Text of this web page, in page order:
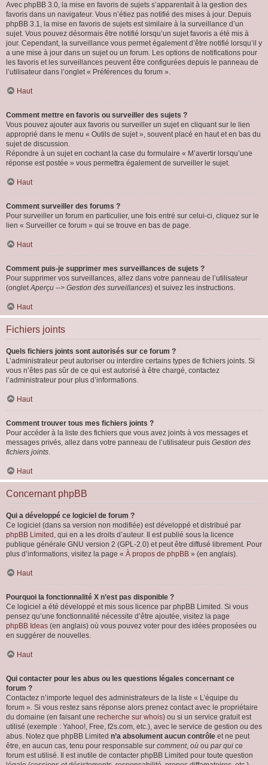
Avec phpBB 3.0, la mise en favoris de sujets s’apparentait à la gestion des
favoris dans un navigateur. Vous n’étiez pas notifié des mises à jour. Depuis
phpBB 3.1, la mise en favoris de sujets est similaire à la surveillance d’un
sujet. Vous pouvez désormais être notifié lorsqu’un sujet favoris a été mis à
jour. Cependant, la surveillance vous permet également d’être notifié lorsqu’il y
a une mise à jour dans un sujet ou un forum. Les options de notifications pour
les favoris et les surveillances peuvent être configurées depuis le panneau de
l’utilisateur dans l’onglet « Préférences du forum ».
Haut
Comment mettre en favoris ou surveiller des sujets ?
Vous pouvez ajouter aux favoris ou surveiller un sujet en cliquant sur le lien
approprié dans le menu « Outils de sujet », souvent placé en haut et en bas du
sujet de discussion.
Répondre à un sujet en cochant la case du formulaire « M’avertir lorsqu’une
réponse est postée » vous permettra également de surveiller le sujet.
Haut
Comment surveiller des forums ?
Pour surveiller un forum en particulier, une fois entré sur celui-ci, cliquez sur le
lien « Surveiller ce forum » qui se trouve en bas de page.
Haut
Comment puis-je supprimer mes surveillances de sujets ?
Pour supprimer vos surveillances, allez dans votre panneau de l’utilisateur
(ongletAperçu --> Gestion des surveillances) et suivez les instructions.
Haut
Fichiers joints
Quels fichiers joints sont autorisés sur ce forum ?
L’administrateur peut autoriser ou interdire certains types de fichiers joints. Si
vous n’êtes pas sûr de ce qui est autorisé à être chargé, contactez
l’administrateur pour plus d’informations.
Haut
Comment trouver tous mes fichiers joints ?
Pour accéder à la liste des fichiers que vous avez joints à vos messages et
messages privés, allez dans votre panneau de l’utilisateur puis Gestion des
fichiers joints.
Haut
Concernant phpBB
Qui a développé ce logiciel de forum ?
Ce logiciel (dans sa version non modifiée) est développé et distribué par
phpBB Limited , qui en a les droits d’auteur. Il est publié sous la licence
publique générale GNU version 2 (GPL-2.0) et peut être diffusé librement. Pour
plus d’informations, visitez la page « À propos de phpBB » (en anglais).
Haut
Pourquoi la fonctionnalité X n’est pas disponible ?
Ce logiciel a été développé et mis sous licence par phpBB Limited. Si vous
pensez qu’une fonctionnalité nécessite d’être ajoutée, visitez la page
phpBB Ideas (en anglais) où vous pouvez voter pour des idées proposées ou
en suggérer de nouvelles.
Haut
Qui contacter pour les abus ou les questions légales concernant ce
forum ?
Contactez n’importe lequel des administrateurs de la liste « L’équipe du
forum ». Si vous restez sans réponse alors prenez contact avec le propriétaire
du domaine (en faisant une recherche sur whois) ou si un service gratuit est
utilisé (exemple : Yahoo!, Free, f2s.com, etc.), avec le service de gestion ou des
abus. Notez que phpBB Limited n’a absolument aucun contrôle et ne peut
être, en aucun cas, tenu pour responsable sur comment, où ou par qui ce
forum est utilisé. Il est inutile de contacter phpBB Limited pour toute question